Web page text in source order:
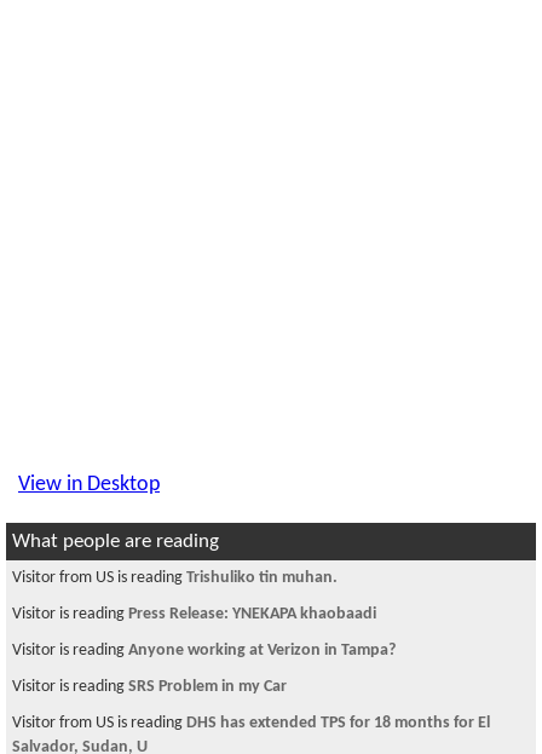
View in Desktop
What people are reading
Visitor is reading दशैं विशेष - चौतारी
Visitor is reading International Women Day...
Visitor is reading Electronics
Visitor is reading Lootings in Kathmandu
Visitor is reading How to choose graduate university?